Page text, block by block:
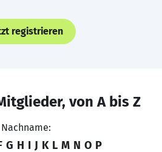
registrieren
von A bis Z
Nachname:
G H I J K L M N O P